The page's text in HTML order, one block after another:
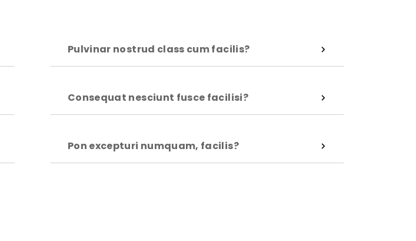
Pulvinar nostrud class cum facilis?
Consequat nesciunt fusce facilisi?
Pon excepturi numquam, facilis?